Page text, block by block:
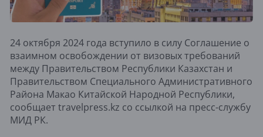
24 октября 2024 года вступило в силу Соглашение о
взаимном освобождении от визовых требований
между Правительством Республики Казахстан и
Правительством Специального Административного
Района Макао Китайской Народной Республики,
сообщает travelpress.kz со ссылкой на пресс-службу
МИД РК.